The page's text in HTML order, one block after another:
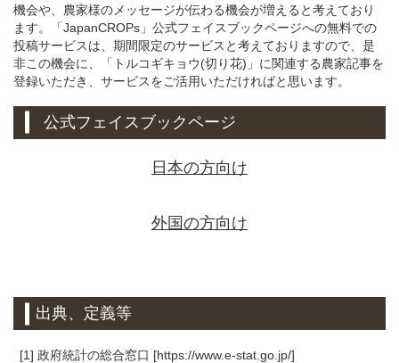
機会や、農家様のメッセージが伝わる機会が増えると考えており
ます。「JapanCROPs」公式フェイスブックページへの無料での
投稿サービスは、期間限定のサービスと考えておりますので、是
非この機会に、「トルコギキョウ(切り花)」に関連する農家記事を
登録いただき、サービスをご活用いただければと思います。
公式フェイスブックページ
日本の方向け
外国の方向け
出典、定義等
[1] 政府統計の総合窓口 [https://www.e-stat.go.jp/]